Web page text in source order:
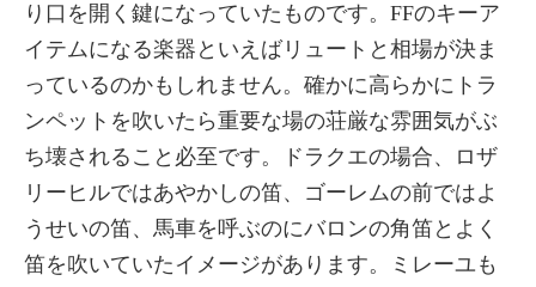
り口を開く鍵になっていたものです。FFのキーア
イテムになる楽器といえばリュートと相場が決ま
っているのかもしれません。確かに高らかにトラ
ンペットを吹いたら重要な場の荘厳な雰囲気がぶ
ち壊されること必至です。ドラクエの場合、ロザ
リーヒルではあやかしの笛、ゴーレムの前ではよ
うせいの笛、馬車を呼ぶのにバロンの角笛とよく
笛を吹いていたイメージがあります。ミレーユも